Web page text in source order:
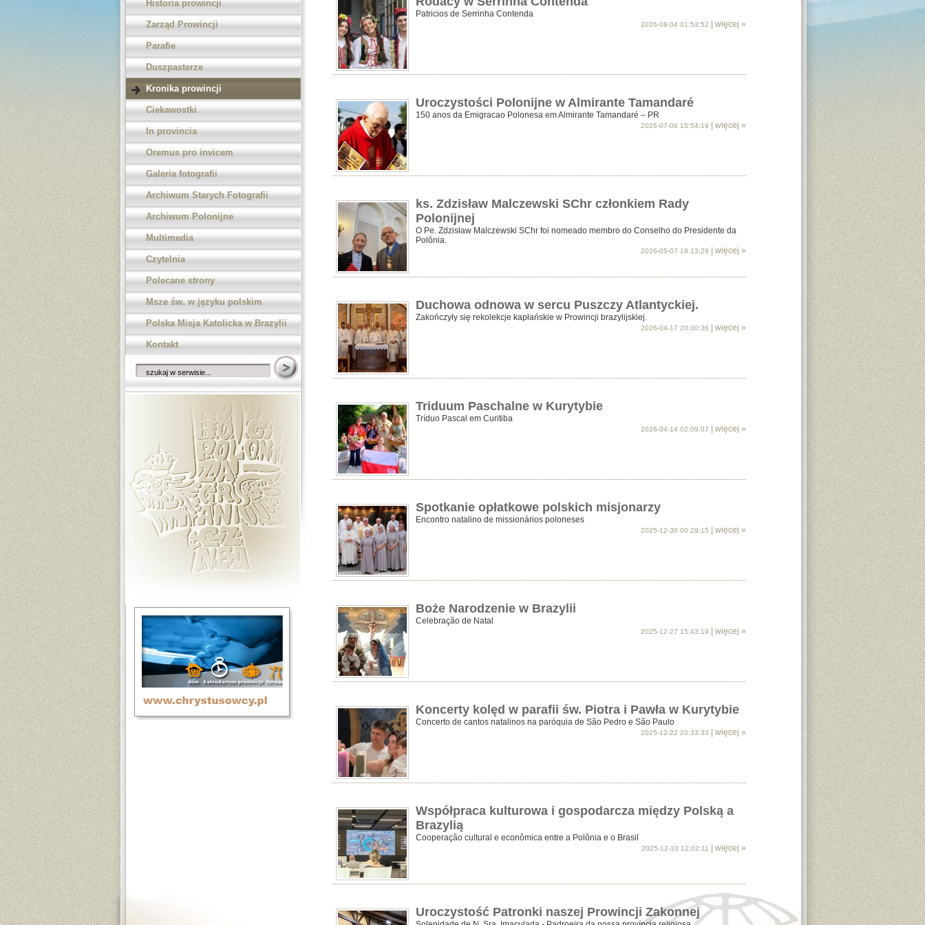
Historia prowincji
Zarząd Prowincji
Parafie
Duszpasterze
Kronika prowincji
Ciekawostki
In provincia
Oremus pro invicem
Galeria fotografii
Archiwum Starych Fotografii
Archiwum Polonijne
Multimedia
Czytelnia
Polecane strony
Msze św. w języku polskim
Polska Misja Katolicka w Brazylii
Kontakt
Patricios de Serrinha Contenda
2026-08-04 01:53:52 | więcej »
Uroczystości Polonijne w Almirante Tamandaré
150 anos da Emigracao Polonesa em Almirante Tamandaré – PR
2026-07-06 15:54:19 | więcej »
ks. Zdzisław Malczewski SChr członkiem Rady
Polonijnej
O Pe. Zdzisław Malczewski SChr foi nomeado membro do Conselho do Presidente da
Polônia.
2026-05-07 19:13:29 | więcej »
Duchowa odnowa w sercu Puszczy Atlantyckiej.
Zakończyły się rekolekcje kapłańskie w Prowincji brazylijskiej.
2026-04-17 20:00:36 | więcej »
Triduum Paschalne w Kurytybie
Tríduo Pascal em Curitiba
2026-04-14 02:09:07 | więcej »
Spotkanie opłatkowe polskich misjonarzy
Encontro natalino de missionários poloneses
2025-12-30 00:29:15 | więcej »
Boże Narodzenie w Brazylii
Celebração de Natal
2025-12-27 15:43:19 | więcej »
Koncerty kolęd w parafii św. Piotra i Pawła w Kurytybie
Concerto de cantos natalinos na paróquia de São Pedro e São Paulo
2025-12-22 20:33:33 | więcej »
Współpraca kulturowa i gospodarcza między Polską a
Brazylią
Cooperação cultural e econômica entre a Polônia e o Brasil
2025-12-10 12:02:11 | więcej »
Uroczystość Patronki naszej Prowincji Zakonnej